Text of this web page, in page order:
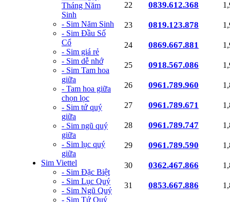
Tháng Năm
Sinh
- Sim Năm Sinh
- Sim Đầu Số
Cổ
- Sim giá rẻ
- Sim dễ nhớ
- Sim Tam hoa
giữa
- Tam hoa giữa
chọn lọc
- Sim tứ quý
giữa
- Sim ngũ quý
giữa
- Sim lục quý
giữa
Sim Viettel
- Sim Đặc Biệt
- Sim Lục Quý
- Sim Ngũ Quý
- Sim Tứ Quý
22 0839.612.368
23 0819.123.878
24 0869.667.881
25 0918.567.086
26 0961.789.960
27 0961.789.671
28 0961.789.747
29 0961.789.590
30 0362.467.866
31 0853.667.886